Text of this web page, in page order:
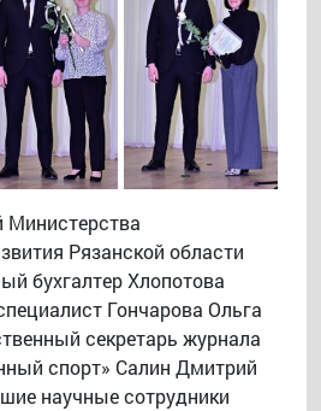
Министерства
Рязанской области
бухгалтер Хлопотова
Гончарова Ольга
секретарь журнала
спорт» Салин Дмитрий
научные сотрудники